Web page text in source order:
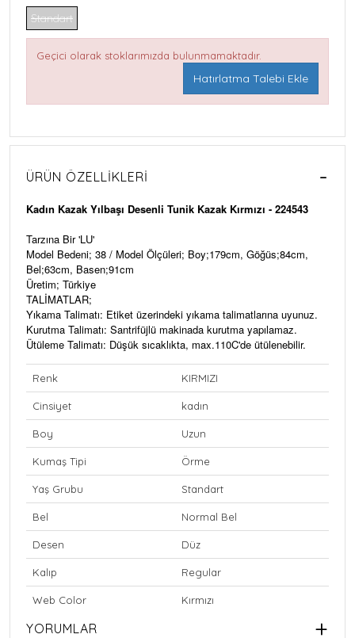
Standart
Geçici olarak stoklarımızda bulunmamaktadır.
Hatırlatma Talebi Ekle
ÜRÜN ÖZELLIKLERI
Kadın Kazak Yılbaşı Desenli Tunik Kazak Kırmızı - 224543
Tarzına Bir 'LU'
Model Bedeni; 38 / Model Ölçüleri; Boy;179cm, Göğüs;84cm,
Bel;63cm, Basen;91cm
Üretim; Türkiye
TALİMATLAR;
Yıkama Talimatı: Etiket üzerindeki yıkama talimatlarına uyunuz.
Kurutma Talimatı: Santrifüjlü makinada kurutma yapılamaz.
Ütüleme Talimatı: Düşük sıcaklıkta, max.110C'de ütülenebilir.
Renk KIRMIZI
Cinsiyet kadın
Boy Uzun
Kumaş Tipi Örme
Yaş Grubu Standart
Bel Normal Bel
Desen Düz
Kalıp Regular
Web Color Kırmızı
YORUMLAR